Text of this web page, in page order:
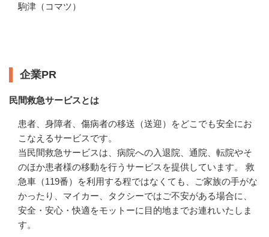
駒津（コマツ）
企業PR
民間救急サービスとは
患者、身障者、傷病者の移送（送迎）をどこでも安全にお
こなえるサービスです。
当民間救急サービスは、病院への入退院、通院、転院やそ
のほか患者様の移動を行うサービスを提供しています。 救
急車（119番）を利用する程ではなくても、ご家族の手がな
かったり、マイカー、タクシーではご不安がある場合に、
安全・安心・快適をモットーに目的地までお連れいたしま
す。